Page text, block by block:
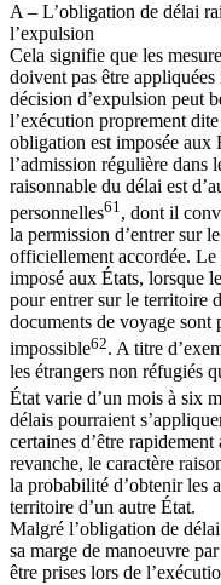
A – L’obligation de délai
l’expulsion
Cela signifie que les
doivent pas être
décision d’expulsion peut
l’exécution proprement
obligation est imposée aux
l’admission régulière dans
raisonnable du délai est
personnelles61, dont il
la permission d’entrer sur
officiellement accordée.
imposé aux États, lorsque
pour entrer sur le territoire
documents de voyage sont
impossible62. A titre
les étrangers non réfugiés
État varie d’un mois à six
délais pourraient
certaines d’être
revanche, le caractère
la probabilité d’obtenir les
territoire d’un autre État.
Malgré l’obligation de
sa marge de manoeuvre
être prises lors de